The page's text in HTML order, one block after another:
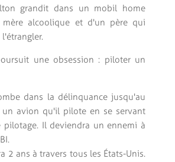
grandit dans un mobil home
mère alcoolique et d'un père qui
une obsession : piloter un
dans la délinquance jusqu'au
avion qu'il pilote en se servant
pilotage. Il deviendra un ennemi à
2 ans à travers tous les États-Unis.